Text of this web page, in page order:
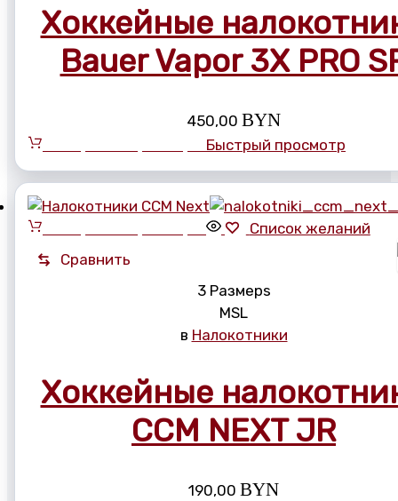
Хоккейные
Bauer Vapor 3X PRO
450,00 BYN
Быстрый просмотр
Список желаний
Сравнить
3 Размерs
MSL
в Налокотники
Хоккейные
CCM NEXT JR
190,00 BYN